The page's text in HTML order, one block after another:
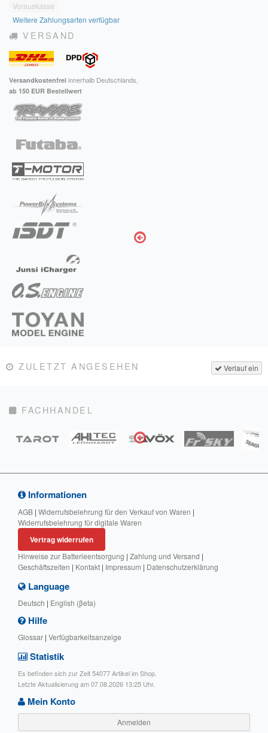
Vorauskasse
Weitere Zahlungsarten verfügbar
VERSAND
Versandkostenfrei innerhalb Deutschlands,
ab 150 EUR Bestellwert
Verlauf ein
ZULETZT ANGESEHEN
FACHHANDEL
Informationen
AGB | Widerrufsbelehrung für den Verkauf von Waren |
Widerrufsbelehrung für digitale Waren
Vertrag widerrufen
Hinweise zur Batterieentsorgung | Zahlung und Versand |
Geschäftszeiten | Kontakt | Impressum | Datenschutzerklärung
Language
Deutsch | English (βeta)
Hilfe
Glossar | Verfügbarkeitsanzeige
Statistik
Es befinden sich zur Zeit 54077 Artikel im Shop.
Letzte Aktualisierung am 07.08.2026 13:25 Uhr.
Mein Konto
Anmelden